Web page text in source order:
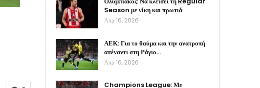
Season με νίκη και πρωτιά
Απρ 16, 2026
ΑΕΚ: Για το θαύμα και την ανατροπή
απέναντι στη Ράγιο…
Απρ 16, 2026
Champions League: Με